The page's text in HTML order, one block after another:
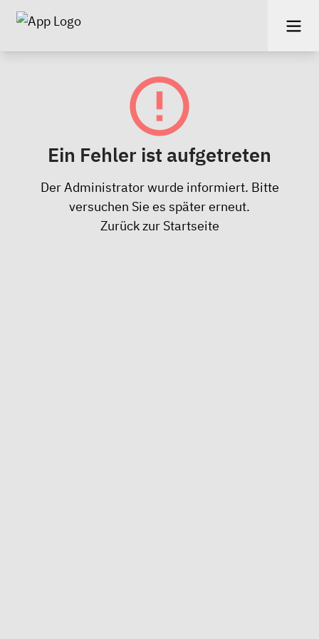
Ein Fehler ist aufgetreten
Der Administrator wurde informiert. Bitte
versuchen Sie es später erneut.
Zurück zur Startseite